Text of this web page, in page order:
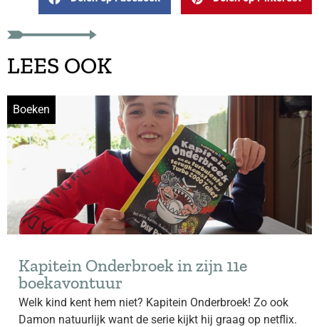
LEES OOK
Boeken
Kapitein Onderbroek in zijn 11e
boekavontuur
Welk kind kent hem niet? Kapitein Onderbroek! Zo ook
Damon natuurlijk want de serie kijkt hij graag op netflix.